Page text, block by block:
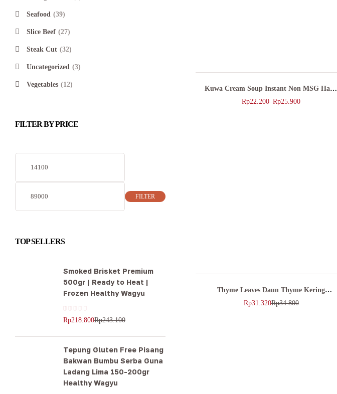
Kuwa Cream Soup Instant Non MSG Halal
40gr
Rp22.200–Rp25.900
Thyme Leaves Daun Thyme Kering
Rempaku 27gr
Rp34.800
Rp31.320
Seafood (39)
Slice Beef (27)
Steak Cut (32)
Uncategorized (3)
Vegetables (12)
FILTER BY PRICE
FILTER
TOP SELLERS
Smoked Brisket Premium
500gr | Ready to Heat |
Frozen Healthy Wagyu
Rp243.100
Rp218.800
Tepung Gluten Free Pisang
Bakwan Bumbu Serba Guna
Ladang Lima 150-200gr
Healthy Wagyu